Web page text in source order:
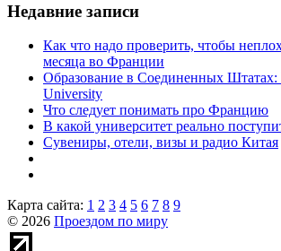
Недавние записи
Как что надо проверить, чтобы
месяца во Франции
Образование в Соединенных Штатах:
University
Что следует понимать про Францию
В какой университет реально
Сувениры, отели, визы и радио Китая
Карта сайта: 1 2 3 4 5 6 7 8 9
© 2026 Проездом по миру